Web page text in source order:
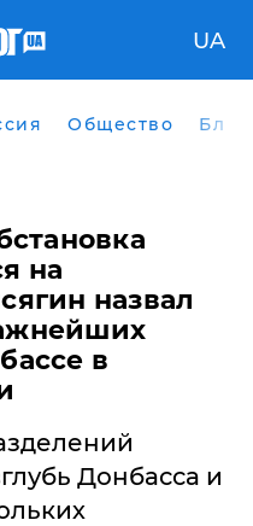
UA
Общество
на
назвал
в
Донбасса и